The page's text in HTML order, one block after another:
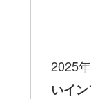
2025
いイ